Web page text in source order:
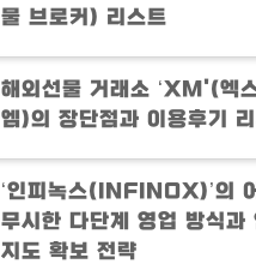
물 브로커) 리스트
해외선물 거래소 ‘XM'(엑
엠)의 장단점과 이용후기
‘인피녹스(INFINOX)’의
무시한 다단계 영업 방식과
지도 확보 전략